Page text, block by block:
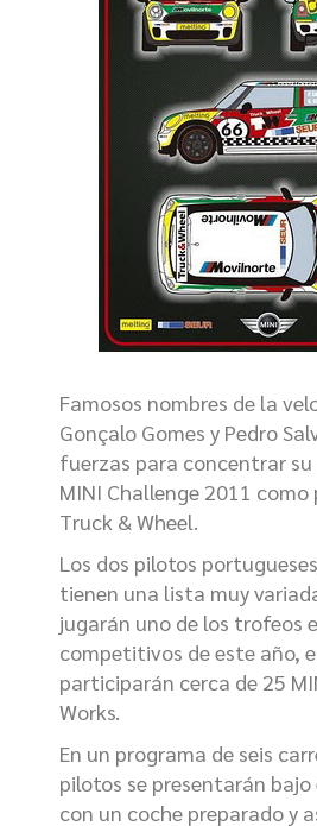
Famosos nombres de la
Gonçalo Gomes y Pedro
fuerzas para concentrar su
MINI Challenge 2011
Truck & Wheel.
Los dos pilotos
tienen una lista muy
jugarán uno de los trofeos
competitivos de este año,
participarán cerca de 25
Works.
En un programa de seis
pilotos se presentarán bajo
con un coche preparado y